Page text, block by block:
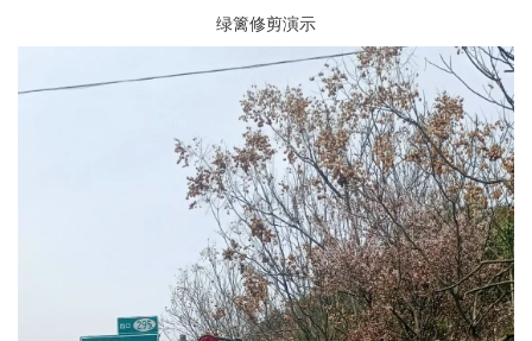
绿篱修剪演示